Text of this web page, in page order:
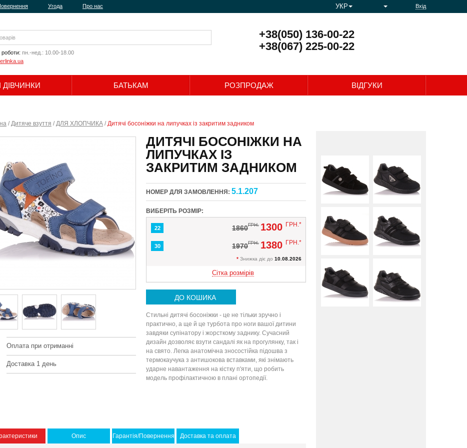
Угода Про нас Вхід
УКР
пн.-нед.: 10.00-18.00
+38(050) 136-00-22
+38(067) 225-00-22
ДІВЧИНКИ БАТЬКАМ РОЗПРОДАЖ ВІДГУКИ
/Дитяче взуття /ДЛЯ ХЛОПЧИКА /Дитячі босоніжки на липучках із закритим задником
Оплата при отриманні
Доставка 1 день
ДИТЯЧІ БОСОНІЖКИ НА
ЛИПУЧКАХ ІЗ
ЗАКРИТИМ ЗАДНИКОМ
НОМЕР ДЛЯ ЗАМОВЛЕННЯ: 5.1.207
ВИБЕРІТЬ РОЗМІР:
22 1860ГРН. 1300 ГРН.*
30 1970ГРН. 1380 ГРН.*
* Знижка діє до 10.08.2026
Сітка розмірів
ДО КОШИКА
Стильні дитячі босоніжки - це не тільки зручно і
практично, а ще й це турбота про ноги вашої дитини
завдяки супінатору і жорсткому заднику. Сучасний
дизайн дозволяє взути сандалі як на прогулянку, так і
на свято. Легка анатомічна зносостійка підошва з
термокаучука з антишокова вставками, які знімають
ударне навантаження на кістку п'яти, що робить
модель профілактичною в плані ортопедії.
Опис Гарантія/Повернення Доставка та оплата
Вверх